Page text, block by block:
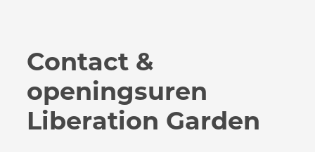
Contact &
openingsuren
Liberation Garden